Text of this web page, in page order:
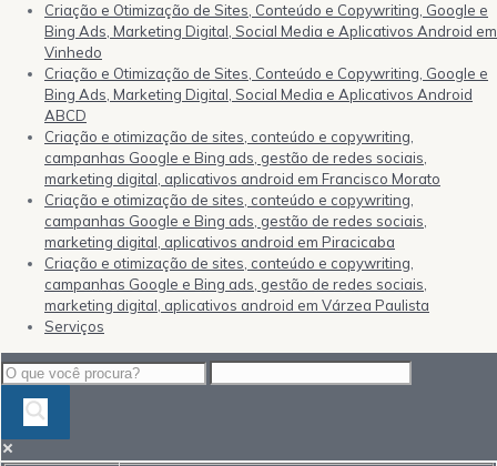
Criação e Otimização de Sites, Conteúdo e Copywriting, Google e
Bing Ads, Marketing Digital, Social Media e Aplicativos Android em
Vinhedo
Criação e Otimização de Sites, Conteúdo e Copywriting, Google e
Bing Ads, Marketing Digital, Social Media e Aplicativos Android
ABCD
Criação e otimização de sites, conteúdo e copywriting,
campanhas Google e Bing ads, gestão de redes sociais,
marketing digital, aplicativos android em Francisco Morato
Criação e otimização de sites, conteúdo e copywriting,
campanhas Google e Bing ads, gestão de redes sociais,
marketing digital, aplicativos android em Piracicaba
Criação e otimização de sites, conteúdo e copywriting,
campanhas Google e Bing ads, gestão de redes sociais,
marketing digital, aplicativos android em Várzea Paulista
Serviços